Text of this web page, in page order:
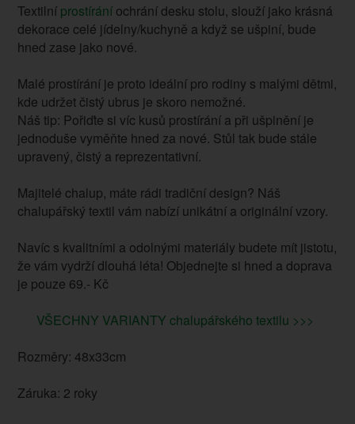
Textilní prostíráníochrání desku stolu, slouží jako krásná
dekorace celé jídelny/kuchyně a když se ušpiní, bude
hned zase jako nové.
Malé prostírání je proto ideální pro rodiny s malými dětmi,
kde udržet čistý ubrus je skoro nemožné.
Náš tip: Pořiďte si víc kusů prostírání a při ušpinění je
jednoduše vyměňte hned za nové. Stůl tak bude stále
upravený, čistý a reprezentativní.
Majitelé chalup, máte rádi tradiční design? Náš
chalupářský textil vám nabízí unikátní a originální vzory.
Navíc s kvalitními a odolnými materiály budete mít jistotu,
že vám vydrží dlouhá léta! Objednejte si hned a doprava
je pouze 69.- Kč
VŠECHNY VARIANTY chalupářského textilu >>>
Rozměry: 48x33cm
Záruka: 2 roky